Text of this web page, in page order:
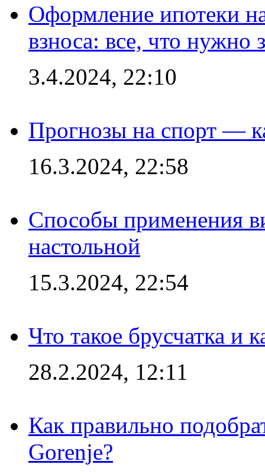
Оформление ипотеки
взноса: все, что нужно
3.4.2024, 22:10
Прогнозы на спорт —
16.3.2024, 22:58
Способы применения
настольной
15.3.2024, 22:54
Что такое брусчатка и
28.2.2024, 12:11
Как правильно
Gorenje?